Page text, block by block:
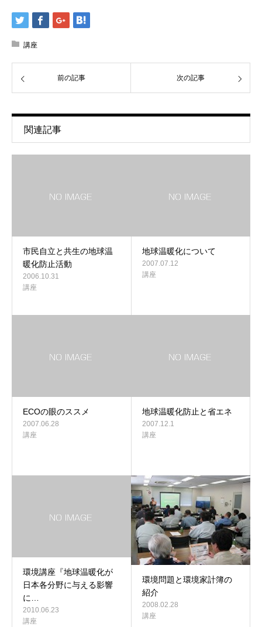
講座
前の記事 次の記事
関連記事
市民自立と共生の地球温
暖化防止活動
2006.10.31
講座
地球温暖化について
2007.07.12
講座
ECOの眼のススメ
2007.06.28
講座
地球温暖化防止と省エネ
2007.12.1
講座
環境講座『地球温暖化が
日本各分野に与える影響
に…
2010.06.23
講座
環境問題と環境家計簿の
紹介
2008.02.28
講座